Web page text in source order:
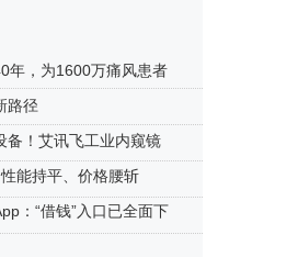
年，为1600万痛风患者
路径
备！艾讯飞工业内窥镜
能持平、价格腰斩
：“借钱”入口已全面下